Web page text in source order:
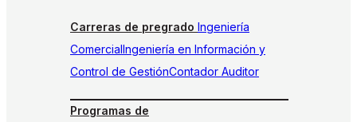
Carreras de pregrado Ingeniería
ComercialIngeniería en Información y
Control de GestiónContador Auditor
Programas de